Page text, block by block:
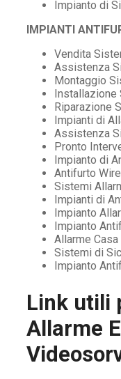
Impianto di
IMPIANTI
Vendita
Assistenza
Montaggio
Installazione
Riparazione
Impianti di
Assistenza
Pronto
Impianto di
Antifurto
Sistemi
Impianti di
Impianto
Impianto
Allarme
Sistemi di
Impianto
Link utili
Allarme E